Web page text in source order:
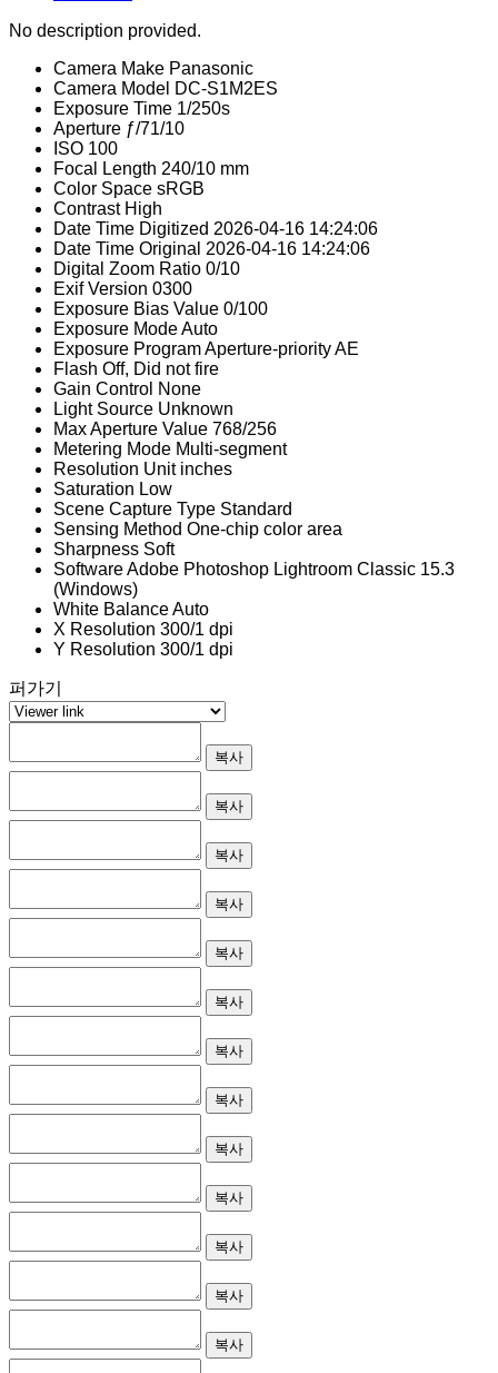
No description provided.
Camera Make Panasonic
Camera Model DC-S1M2ES
Exposure Time 1/250s
Aperture ƒ/71/10
ISO 100
Focal Length 240/10 mm
Color Space sRGB
Contrast High
Date Time Digitized 2026-04-16 14:24:06
Date Time Original 2026-04-16 14:24:06
Digital Zoom Ratio 0/10
Exif Version 0300
Exposure Bias Value 0/100
Exposure ModeAuto
Exposure ProgramAperture-priority AE
Flash Off, Did not fire
Gain Control None
Light Source Unknown
Max Aperture Value 768/256
Metering Mode Multi-segment
Resolution Unit inches
Saturation Low
Scene Capture Type Standard
Sensing Method One-chip color area
Sharpness Soft
SoftwareAdobe Photoshop Lightroom Classic 15.3
(Windows)
White BalanceAuto
X Resolution 300/1 dpi
Y Resolution 300/1 dpi
퍼가기
복사
복사
복사
복사
복사
복사
복사
복사
복사
복사
복사
복사
복사